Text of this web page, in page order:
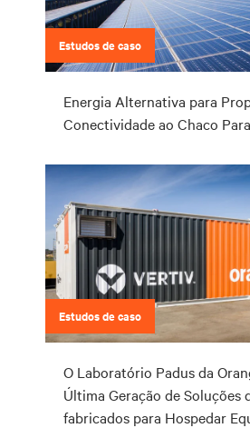
Estudos de caso
Energia Alternativa para
Conectividade ao Chaco
Estudos de caso
O Laboratório Padus da
Última Geração de Soluções
fabricados para Hospedar